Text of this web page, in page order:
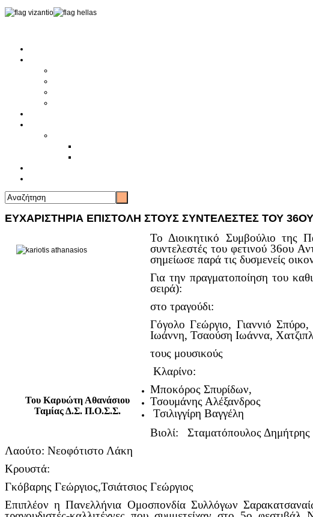
ΕΥΧΑΡΙΣΤΗΡΙΑ ΕΠΙΣΤΟΛΗ ΣΤΟΥΣ ΣΥΝΤΕΛΕΣΤΕΣ ΤΟΥ
Του Καρυώτη Αθανάσιου
Ταμίας Δ.Σ. Π.Ο.Σ.Σ.
Το Διοικητικό Συμβούλιο της
συντελεστές του φετινού 36ου
σημείωσε παρά τις δυσμενείς
Για την πραγματοποίηση του
σειρά):
στο τραγούδι:
Γόγολο Γεώργιο, Γιαννιό
Ιωάννη, Τσαούση Ιωάννα,
τους μουσικούς
Κλαρίνο:
Μποκόρος Σπυρίδων,
Τσουμάνης Αλέξανδρος
Τσιλιγγίρη Βαγγέλη
Βιολί: Σταματόπουλος Δημήτρης
Λαούτο: Νεοφότιστο Λάκη
Κρουστά:
Γκόβαρης Γεώργιος,Τσιάτσιος Γεώργιος
Επιπλέον η Πανελλήνια Ομοσπονδία Συλλόγων